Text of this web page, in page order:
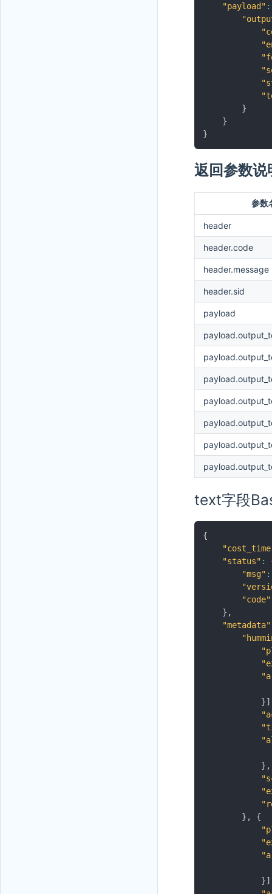
"payload" :
}
}
}
返回参数说
参数
header
header.code
header.message
header.sid
payload
text字段
{
"status" :
"msg" :
"code"
} ,
"metadata"
}]
} ,
} ,
{
}]